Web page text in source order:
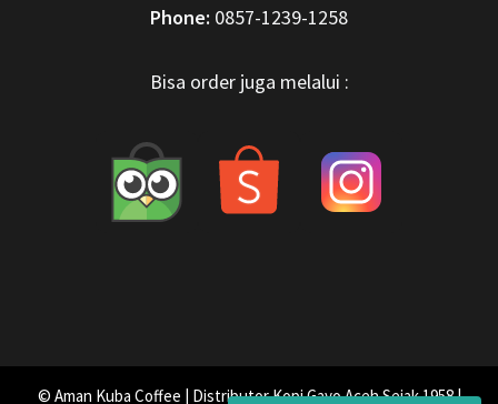
Phone: 0857-1239-1258
Bisa order juga melalui :
© Aman Kuba Coffee | Distributor Kopi Gayo Aceh Sejak 1958 |